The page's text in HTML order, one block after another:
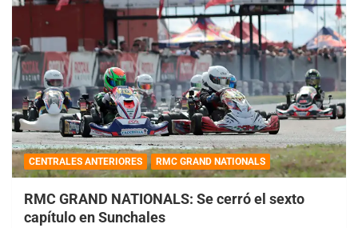
CENTRALES ANTERIORES RMC GRAND NATIONALS
RMC GRAND NATIONALS: Se cerró el sexto
capítulo en Sunchales